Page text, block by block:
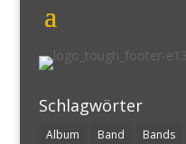
Schlagwörter
Album Band Bands